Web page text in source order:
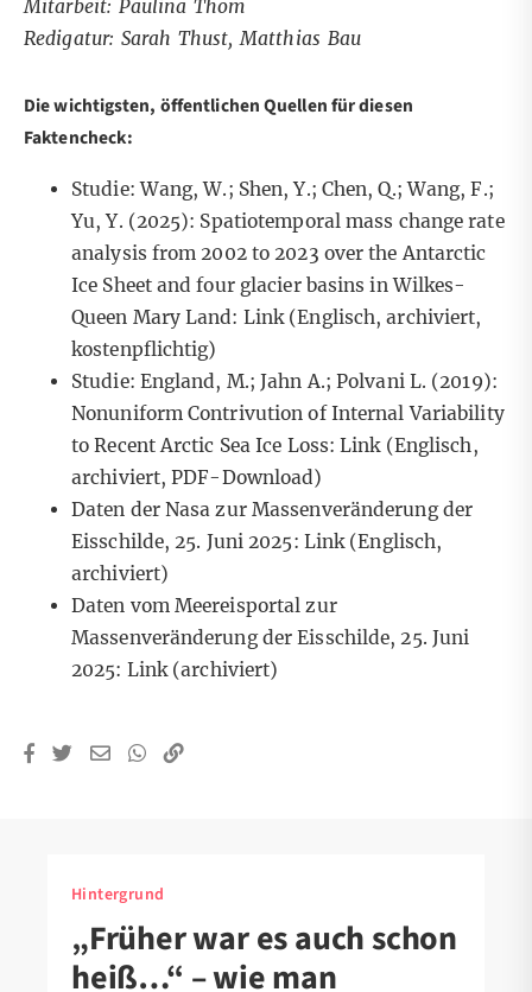
Mitarbeit: Paulina Thom
Redigatur: Sarah Thust, Matthias Bau
Die wichtigsten, öffentlichen Quellen für diesen
Faktencheck:
Studie: Wang, W.; Shen, Y.; Chen, Q.; Wang, F.;
Yu, Y. (2025): Spatiotemporal mass change rate
analysis from 2002 to 2023 over the Antarctic
Ice Sheet and four glacier basins in Wilkes-
Queen Mary Land: Link(Englisch, archiviert,
kostenpflichtig)
Studie: England, M.; Jahn A.; Polvani L. (2019):
Nonuniform Contrivution of Internal Variability
to Recent Arctic Sea Ice Loss:Link(Englisch,
archiviert, PDF-Download)
Daten der Nasa zur Massenveränderung der
Eisschilde, 25. Juni 2025: Link(Englisch,
archiviert)
Daten vom Meereisportal zur
Massenveränderung der Eisschilde, 25. Juni
2025: Link(archiviert)
Hintergrund
„Früher war es auch schon
heiß…“ – wie man